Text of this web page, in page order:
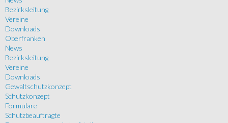
Bezirksleitung
Vereine
Downloads
Oberfranken
News
Bezirksleitung
Vereine
Downloads
Gewaltschutzkonzept
Schutzkonzept
Formulare
Schutzbeauftragte